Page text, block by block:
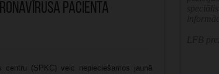
pacienta
(SPKC) veic nepieciešamos jaunā